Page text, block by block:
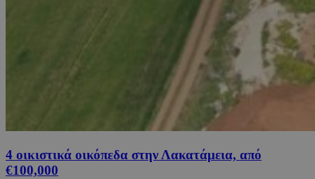
4 οικιστικά οικόπεδα στην Λακατάμεια, από
€100,000